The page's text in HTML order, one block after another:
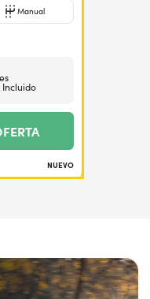
Manual
Incluido
NUEVO